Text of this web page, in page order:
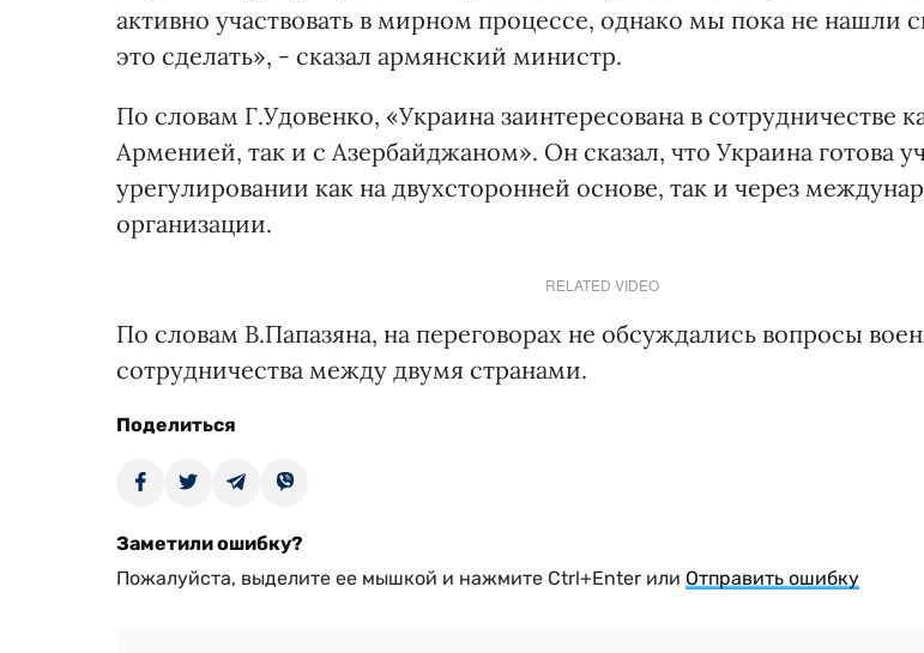
активно участвовать в мирном процессе, однако мы пока не нашли
это сделать», - сказал армянский министр.
По словам Г.Удовенко, «Украина заинтересована в сотрудничестве
Арменией, так и с Азербайджаном». Он сказал, что Украина готова
урегулировании как на двухсторонней основе, так и через
организации.
RELATED VIDEO
По словам В.Папазяна, на переговорах не обсуждались вопросы
сотрудничества между двумя странами.
Поделиться
Заметили ошибку?
Пожалуйста, выделите ее мышкой и нажмите Ctrl+Enter или Отправить ошибку